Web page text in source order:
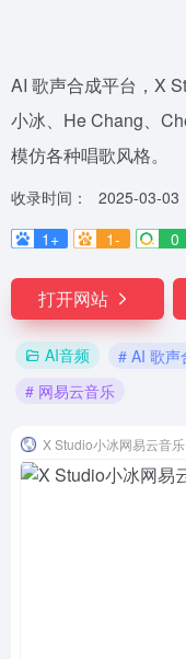
AI 歌声合成平台，X
小冰、He Chang、
模仿各种唱歌风格。
收录时间：
2025-03-03
1+
1- 0
打开网站
AI音频 # AI 歌声
# 网易云音乐
X Studio小冰网易云音乐